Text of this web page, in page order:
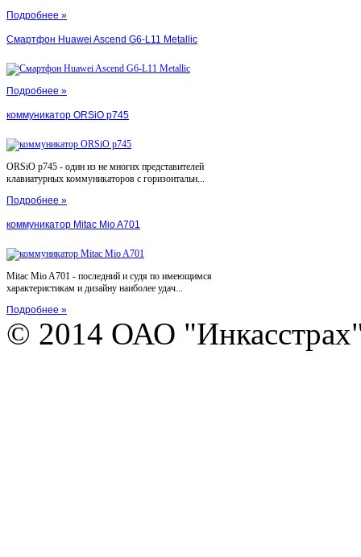
Подробнее »
Смартфон Huawei Ascend G6-L11 Metallic
Подробнее »
коммуникатор ORSiO p745
ORSiO p745 - один из не многих представителей
клавиатурных коммуникаторов с горизонтальн...
Подробнее »
коммуникатор Mitac Mio A701
Mitac Mio A701 - последний и судя по имеющимся
характеристикам и дизайну наиболее удач...
Подробнее »
© 2014 ОАО